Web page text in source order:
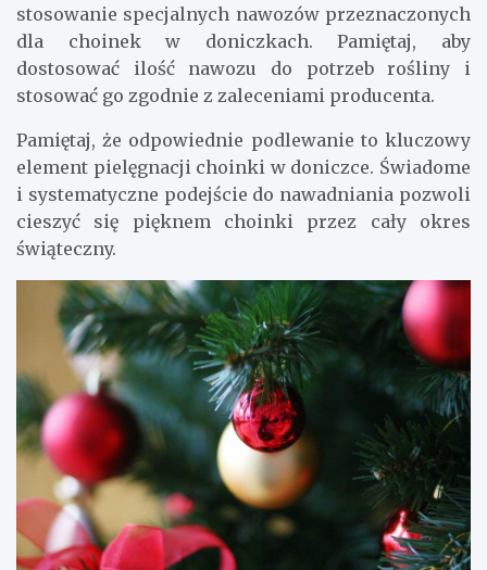
stosowanie specjalnych nawozów przeznaczonych
dla choinek w doniczkach. Pamiętaj, aby
dostosować ilość nawozu do potrzeb rośliny i
stosować go zgodnie z zaleceniami producenta.
Pamiętaj, że odpowiednie podlewanie to kluczowy
element pielęgnacji choinki w doniczce. Świadome
i systematyczne podejście do nawadniania pozwoli
cieszyć się pięknem choinki przez cały okres
świąteczny.